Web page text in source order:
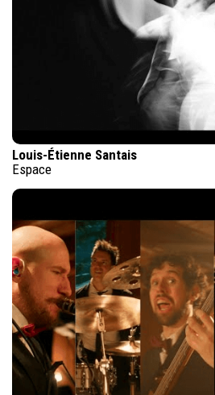
Louis-Étienne Santais
Espace